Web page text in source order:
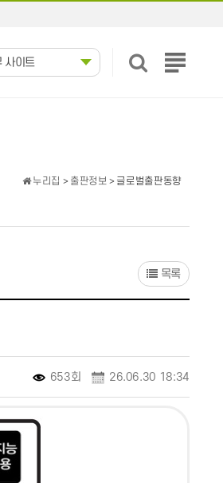
사이트
전
누리집 > 출판정보 > 글로벌출판동향
목록
653회 26.06.30 18:34